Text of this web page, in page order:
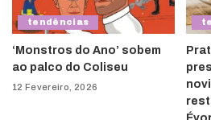
tendências
‘Monstros do Ano’ sobem
ao palco do Coliseu
12 Fevereiro, 2026